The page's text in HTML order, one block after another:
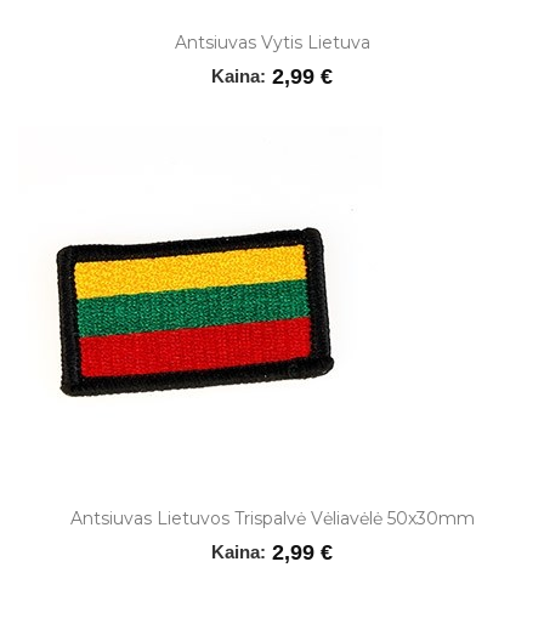
Antsiuvas Vytis Lietuva
Kaina: 2,99 €
Antsiuvas Lietuvos Trispalvė Vėliavėlė 50x30mm
Kaina: 2,99 €